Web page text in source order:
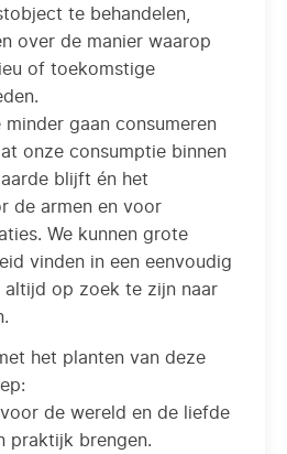
te behandelen,
over de manier waarop
of toekomstige
minder gaan consumeren
onze consumptie binnen
blijft én het
de armen en voor
We kunnen grote
vinden in een eenvoudig
altijd op zoek te zijn naar
het planten van deze
de wereld en de liefde
praktijk brengen.